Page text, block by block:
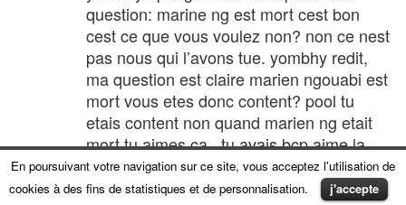
question: marine ng est mort cest bon
cest ce que vous voulez non? non ce nest
pas nous qui l’avons tue. yombhy redit,
ma question est claire marien ngouabi est
mort vous etes donc content? pool tu
etais content non quand marien ng etait
mort tu aimes ca . tu avais bcp aime la
guerre du 5 juin car tu etais mediateur
puis belligerant et tu voyageais bcp avec
En poursuivant votre navigation sur ce site, vous acceptez l'utilisation de
cookies à des fins de statistiques et de personnalisation.
j'accepte